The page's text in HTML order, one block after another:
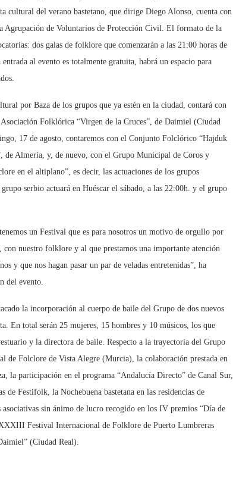
cultural del verano bastetano, que dirige Diego Alonso, cuenta con
Agrupación de Voluntarios de Protección Civil. El formato de la
dos galas de folklore que comenzarán a las 21:00 horas de
al evento es totalmente gratuita, habrá un espacio para
por Baza de los grupos que ya estén en la ciudad, contará con
Folklórica “Virgen de la Cruces”, de Daimiel (Ciudad
17 de agosto, contaremos con el Conjunto Folclórico “Hajduk
de Almería, y, de nuevo, con el Grupo Municipal de Coros y
en el altiplano”, es decir, las actuaciones de los grupos
serbio actuará en Huéscar el sábado, a las 22:00h. y el grupo
un Festival que es para nosotros un motivo de orgullo por
nuestro folklore y al que prestamos una importante atención
y que nos hagan pasar un par de veladas entretenidas”, ha
del evento.
la incorporación al cuerpo de baile del Grupo de dos nuevos
En total serán 25 mujeres, 15 hombres y 10 músicos, los que
y la directora de baile. Respecto a la trayectoria del Grupo
de Folclore de Vista Alegre (Murcia), la colaboración prestada en
la participación en el programa “Andalucía Directo” de Canal Sur,
Festifolk, la Nochebuena bastetana en las residencias de
sin ánimo de lucro recogido en los IV premios “Día de
Festival Internacional de Folklore de Puerto Lumbreras
(Ciudad Real).